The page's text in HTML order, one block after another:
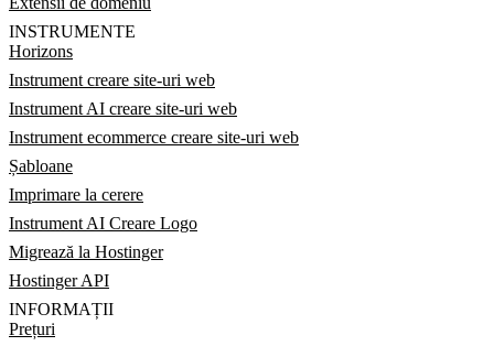
INSTRUMENTE
Horizons
Instrument creare site-uri web
Instrument AI creare site-uri web
Instrument ecommerce creare site-uri web
Șabloane
Imprimare la cerere
Instrument AI Creare Logo
Migrează la Hostinger
Hostinger API
INFORMAȚII
Prețuri